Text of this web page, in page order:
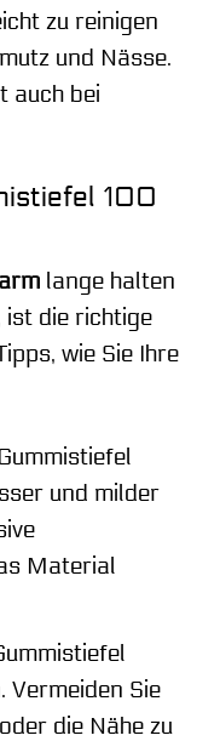
zu reinigen
und Nässe.
auch bei
100
lange halten
ist die richtige
wie Sie Ihre
und milder
Material
Vermeiden Sie
die Nähe zu